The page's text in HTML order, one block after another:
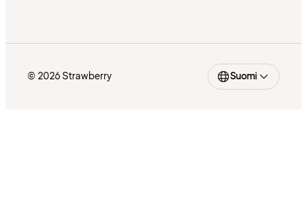
© 2026 Strawberry Suomi